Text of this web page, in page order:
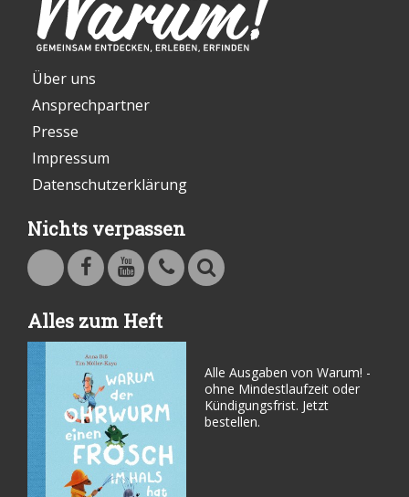
Über uns
Ansprechpartner
Presse
Impressum
Datenschutzerklärung
Nichts verpassen
Alles zum Heft
Alle Ausgaben von Warum! -
ohne Mindestlaufzeit oder
Kündigungsfrist. Jetzt
bestellen.